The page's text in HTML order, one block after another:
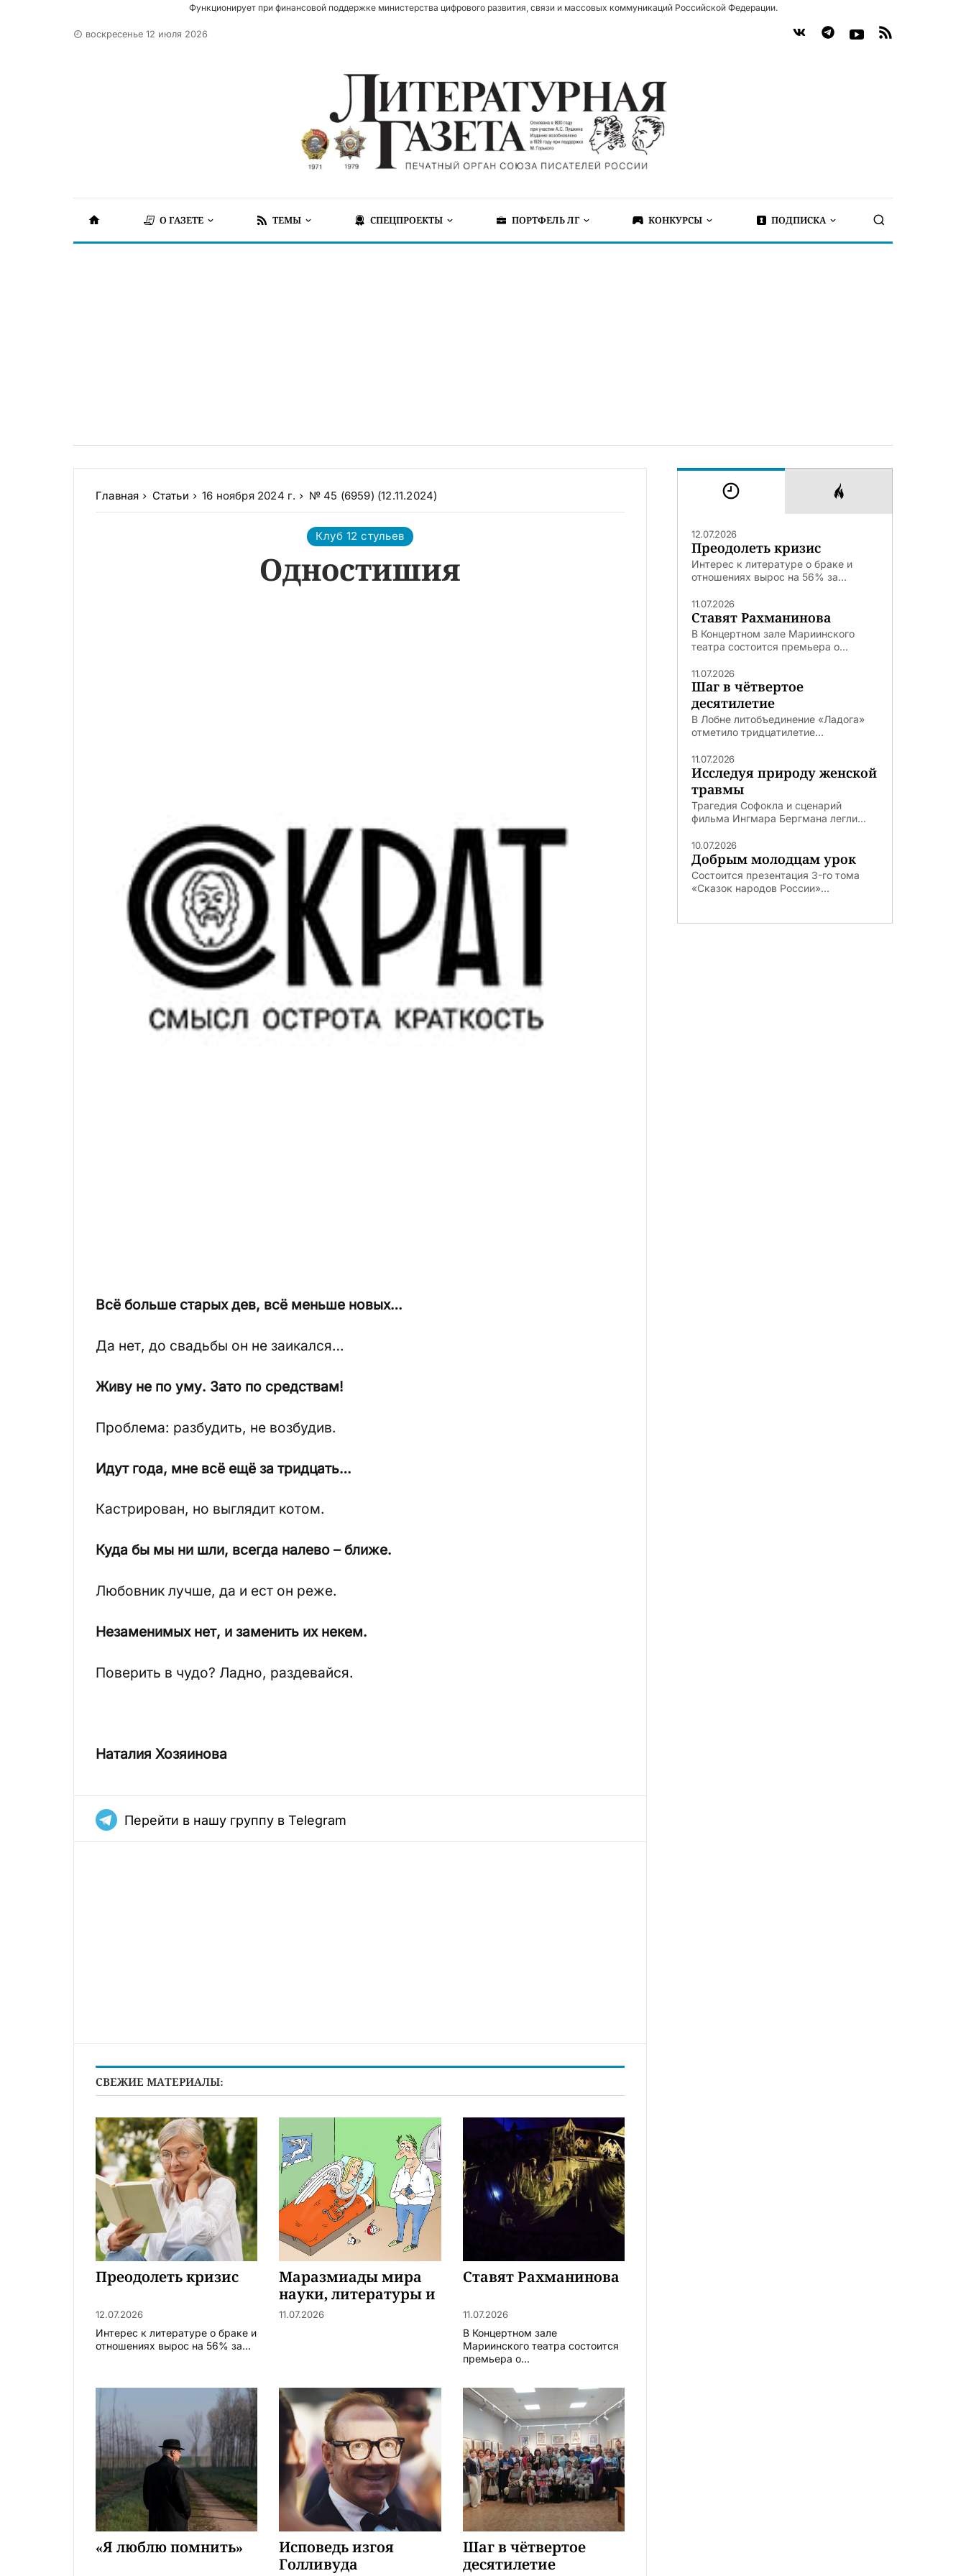
Функционирует при финансовой поддержке министерства цифрового развития, связи и массовых коммуникаций Российской Федерации.
воскресенье 12 июля 2026
О ГАЗЕТЕ ТЕМЫ СПЕЦПРОЕКТЫ ПОРТФЕЛЬ ЛГ КОНКУРСЫ ПОДПИСКА
Главная Статьи 16 ноября 2024 г. № 45 (6959) (12.11.2024)
Клуб 12 стульев
Одностишия
Всё больше старых дев, всё меньше новых…
Да нет, до свадьбы он не заикался…
Живу не по уму. Зато по средствам!
Проблема: разбудить, не возбудив.
Идут года, мне всё ещё за тридцать…
Кастрирован, но выглядит котом.
Куда бы мы ни шли, всегда налево – ближе.
Любовник лучше, да и ест он реже.
Незаменимых нет, и заменить их некем.
Поверить в чудо? Ладно, раздевайся.
Наталия Хозяинова
Перейти в нашу группу в Telegram
СВЕЖИЕ МАТЕРИАЛЫ:
Преодолеть кризис
12.07.2026
Интерес к литературе о браке и
отношениях вырос на 56% за...
Маразмиады мира
науки, литературы и
искусства
11.07.2026
Ставят Рахманинова
11.07.2026
В Концертном зале
Мариинского театра состоится
премьера о...
«Я люблю помнить»
Исповедь изгоя
Голливуда
Шаг в чётвертое
десятилетие
12.07.2026
Преодолеть кризис
Интерес к литературе о браке и
отношениях вырос на 56% за...
11.07.2026
Ставят Рахманинова
В Концертном зале Мариинского
театра состоится премьера о...
11.07.2026
Шаг в чётвертое
десятилетие
В Лобне литобъединение «Ладога»
отметило тридцатилетие...
11.07.2026
Исследуя природу женской
травмы
Трагедия Софокла и сценарий
фильма Ингмара Бергмана легли...
10.07.2026
Добрым молодцам урок
Состоится презентация 3-го тома
«Сказок народов России»...